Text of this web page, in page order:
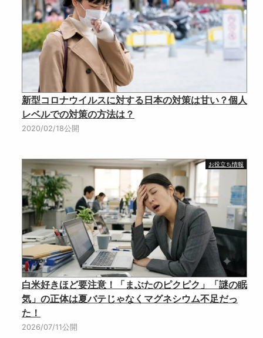
新型コロナウイルスに対する日本の対策は甘い？個人
レベルでの対策の方法は？
2020/02/18公開
お役立ち情報
白米好きほど要注意！「まぶたのピクピク」「謎の眠
気」の正体は夏バテじゃなくマグネシウム不足だっ
た！
2026/07/11公開